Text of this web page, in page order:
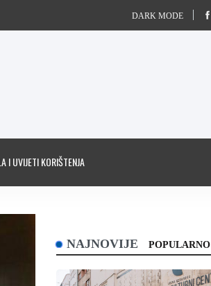
DARK MODE
I UVIJETI KORIŠTENJA
NAJNOVIJE POPULARNO